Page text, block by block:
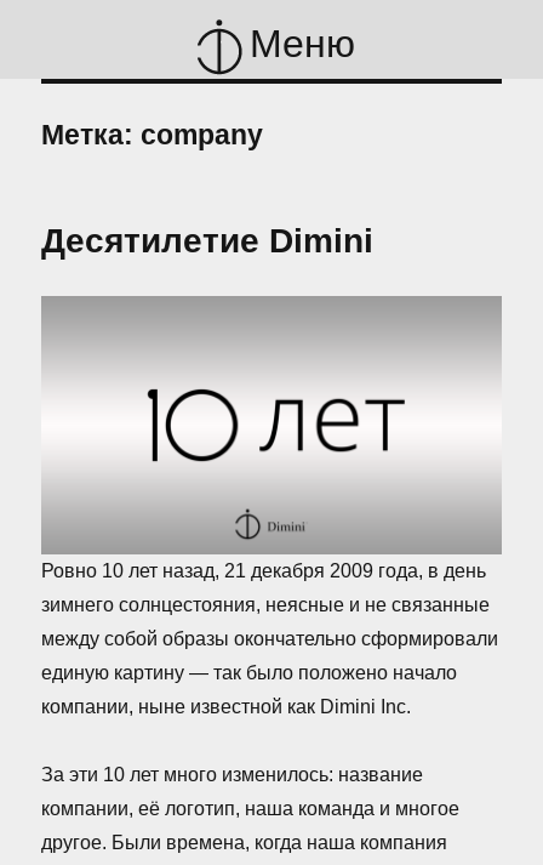
Меню
Метка: company
Десятилетие Dimini
Ровно 10 лет назад, 21 декабря 2009 года, в день
зимнего солнцестояния, неясные и не связанные
между собой образы окончательно сформировали
единую картину — так было положено начало
компании, ныне известной как Dimini Inc.
За эти 10 лет много изменилось: название
компании, её логотип, наша команда и многое
другое. Были времена, когда наша компания